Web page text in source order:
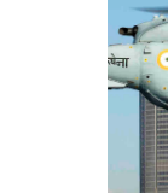
КОНТАКТЫ